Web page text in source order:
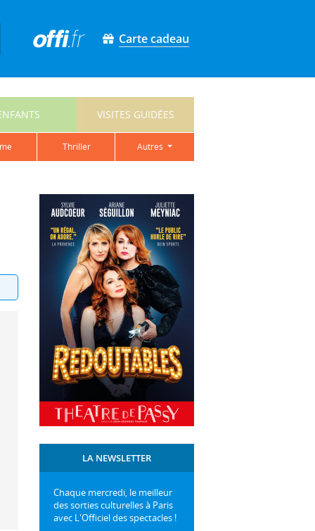
Carte cadeau
VISITES GUIDÉES
thriller autres
LA NEWSLETTER
Chaque mercredi, le meilleur
des sorties culturelles à Paris
avec L'Officiel des spectacles !